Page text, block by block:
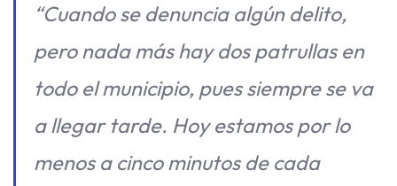
“Cuando se denuncia algún delito,
pero nada más hay dos patrullas en
todo el municipio, pues siempre se va
a llegar tarde. Hoy estamos por lo
menos a cinco minutos de cada